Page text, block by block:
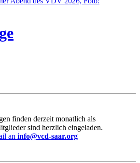
finden derzeit monatlich als
sind herzlich eingeladen.
an info@vcd-saar.org